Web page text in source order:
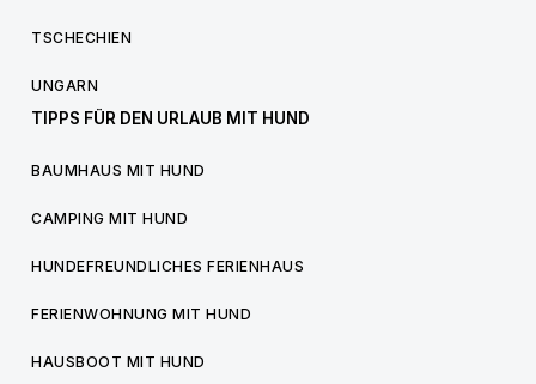
TSCHECHIEN
UNGARN
TIPPS FÜR DEN URLAUB MIT HUND
BAUMHAUS MIT HUND
CAMPING MIT HUND
HUNDEFREUNDLICHES FERIENHAUS
FERIENWOHNUNG MIT HUND
HAUSBOOT MIT HUND